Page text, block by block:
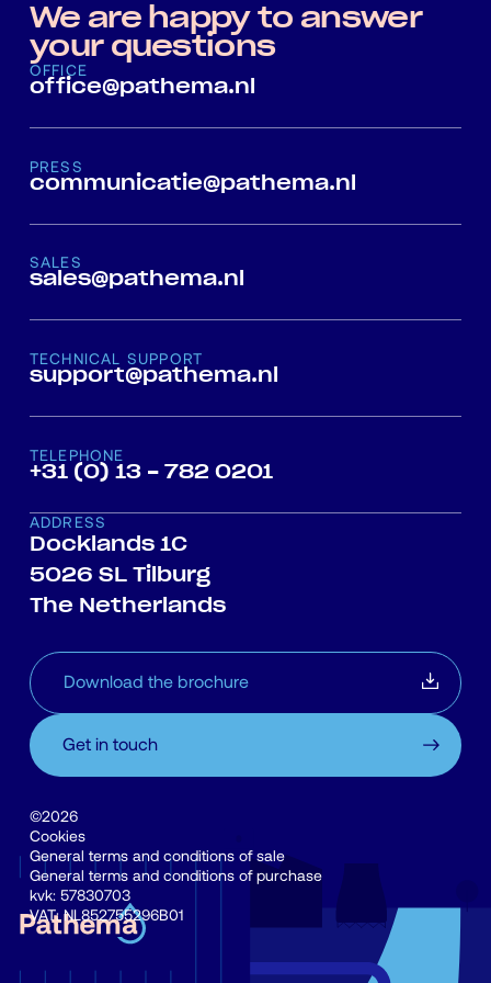
We are happy to answer
your questions
OFFICE
office@pathema.nl
PRESS
communicatie@pathema.nl
SALES
sales@pathema.nl
TECHNICAL SUPPORT
support@pathema.nl
TELEPHONE
+31 (0) 13 - 782 0201
ADDRESS
Docklands 1C
5026 SL Tilburg
The Netherlands
Download the brochure
Get in touch
©2026
Cookies
General terms and conditions of sale
General terms and conditions of purchase
kvk: 57830703
VAT: NL852755296B01